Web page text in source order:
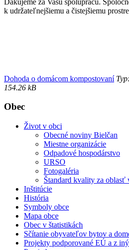
k udržateľnejšiemu a čistejšiemu
Dohoda o domácom kompostovaní
154.26 kB
Obec
Život v obci
Obecné noviny Bielčan
Miestne organizácie
Odpadové hospodárstvo
URSO
Fotogaléria
Štandard kvality za oblasť
Inštitúcie
História
Symboly obce
Mapa obce
Obec v štatistikách
Sčítanie obyvateľov bytov a
Projekty podporované EÚ a z